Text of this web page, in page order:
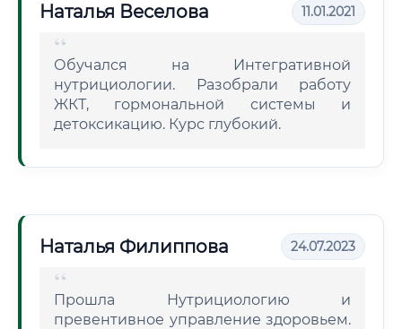
Наталья Веселова 11.01.2021
Обучался на Интегративной
нутрициологии. Разобрали работу
ЖКТ, гормональной системы и
детоксикацию. Курс глубокий.
Наталья Филиппова 24.07.2023
Прошла Нутрициологию и
превентивное управление здоровьем.